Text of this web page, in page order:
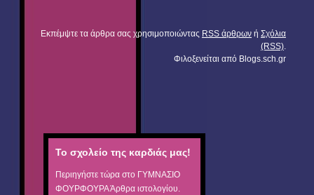
Το σχολείο της καρδιάς μας!
Περιηγήστε τώρα στο ΓΥΜΝΑΣΙΟ
ΦΟΥΡΦΟΥΡΑΆρθρα ιστολογίου.
Εκπέμψτε τα άρθρα σας χρησιμοποιώντας RSS άρθρων ή Σχόλια
(RSS).
Φιλοξενείται από Blogs.sch.gr